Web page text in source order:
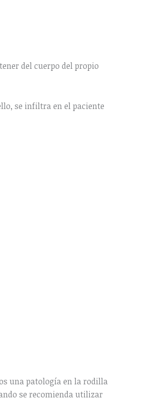
del cuerpo del propio
se infiltra en el paciente
una patología en la rodilla
se recomienda utilizar